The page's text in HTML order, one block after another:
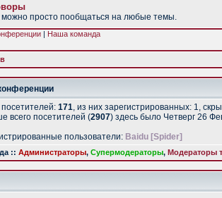
можно просто пообщаться на любые темы.
| Наша команда
посетителей: 171, из них зарегистрированных: 1,
всего посетителей (2907) здесь было Четверг 26
пользователи: Baidu [Spider]
:: Администраторы, Супермодераторы, Модераторы